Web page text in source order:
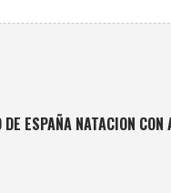
ESPAÑA NATACION CON